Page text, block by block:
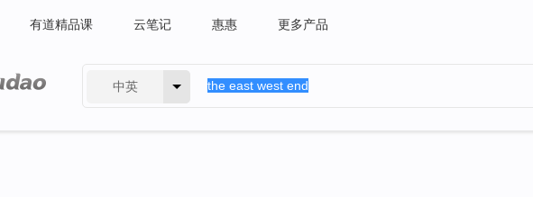
有道精品课 云笔记 惠惠 更多产品
中英